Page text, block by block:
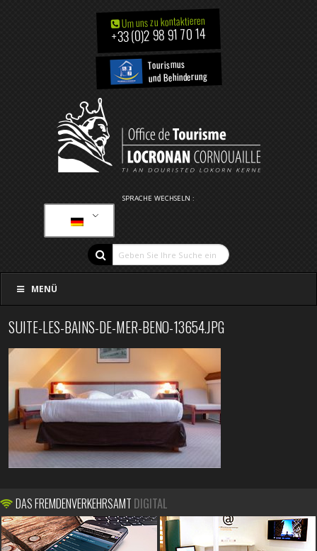
Um uns zu kontaktieren
+33 (0)2 98 91 70 14
Tourismus
und Behinderung
SPRACHE WECHSELN :
MENÜ
SUITE-LES-BAINS-DE-MER-BENO-13654.JPG
DAS FREMDENVERKEHRSAMT DIGITAL